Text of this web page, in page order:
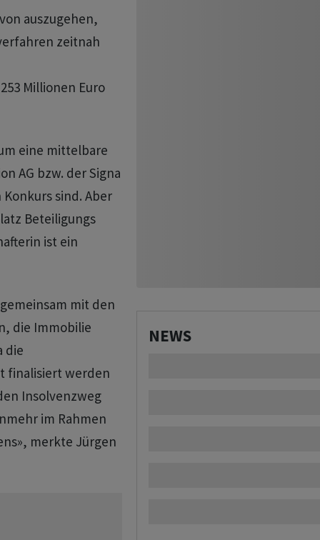
auszugehen,
zeitnah
Millionen Euro
eine mittelbare
AG bzw. der Signa
sind. Aber
Beteiligungs
ist ein
mit den
die Immobilie
die
finalisiert werden
Insolvenzweg
im Rahmen
merkte Jürgen
NEWS